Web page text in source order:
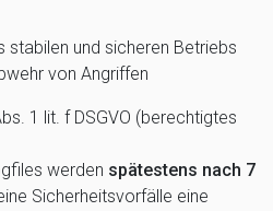
stabilen und sicheren Betriebs
von Angriffen
1 lit. f DSGVO (berechtigtes
werden spätestens nach 7
Sicherheitsvorfälle eine